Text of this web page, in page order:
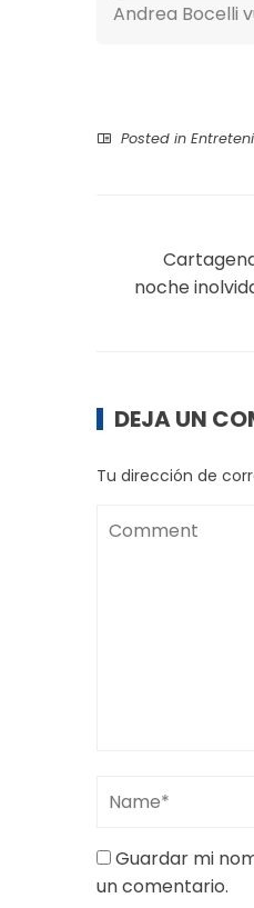
Andrea Bocelli
Posted in
noche
DEJA UN
Tu dirección de
Guardar mi
un comentario.